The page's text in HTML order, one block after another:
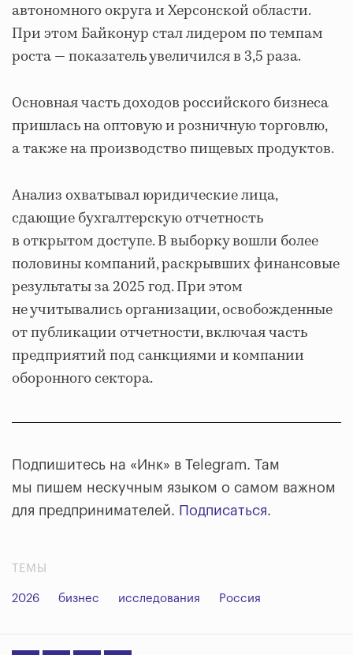
автономного округа и Херсонской области.
При этом Байконур стал лидером по темпам
роста — показатель увеличился в 3,5 раза.
Основная часть доходов российского бизнеса
пришлась на оптовую и розничную торговлю,
а также на производство пищевых продуктов.
Анализ охватывал юридические лица,
сдающие бухгалтерскую отчетность
в открытом доступе. В выборку вошли более
половины компаний, раскрывших финансовые
результаты за 2025 год. При этом
не учитывались организации, освобожденные
от публикации отчетности, включая часть
предприятий под санкциями и компании
оборонного сектора.
Подпишитесь на «Инк» в Telegram. Там
мы пишем нескучным языком о самом важном
для предпринимателей. Подписаться.
ТЕМЫ
2026 бизнес исследования Россия